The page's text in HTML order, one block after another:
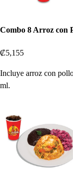
Combo 8 Arroz con
₡5,155
Incluye arroz con
ml.